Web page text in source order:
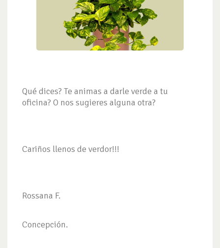
Qué dices? Te animas a darle verde a tu
oficina? O nos sugieres alguna otra?
Cariños llenos de verdor!!!
Rossana F.
Concepción.